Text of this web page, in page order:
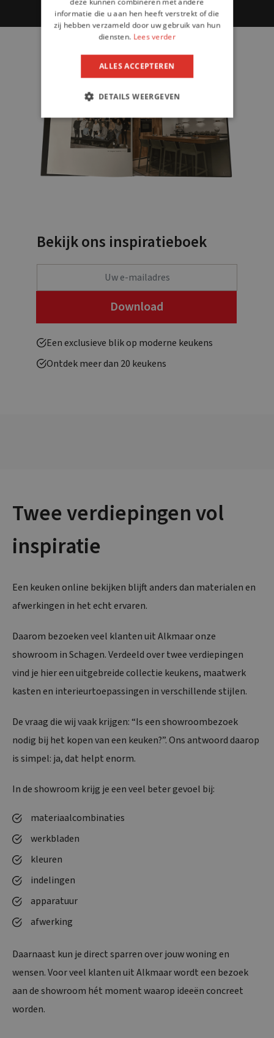
Bekijk ons inspiratieboek
Een exclusieve blik op moderne keukens
Ontdek meer dan 20 keukens
Twee verdiepingen vol
inspiratie
Een keuken online bekijken blijft anders dan materialen en
afwerkingen in het echt ervaren.
Daarom bezoeken veel klanten uit Alkmaar onze
showroom in Schagen. Verdeeld over twee verdiepingen
vind je hier een uitgebreide collectie keukens, maatwerk
kasten en interieurtoepassingen in verschillende stijlen.
De vraag die wij vaak krijgen: “Is een showroombezoek
nodig bij het kopen van een keuken?”. Ons antwoord daarop
is simpel: ja, dat helpt enorm.
In de showroom krijg je een veel beter gevoel bij:
materiaalcombinaties
werkbladen
kleuren
indelingen
apparatuur
afwerking
Daarnaast kun je direct sparren over jouw woning en
wensen. Voor veel klanten uit Alkmaar wordt een bezoek
aan de showroom hét moment waarop ideeën concreet
worden.
informatie die u aan hen heeft verstrekt of die
zij hebben verzameld door uw gebruik van hun
diensten. Lees verder
ALLES ACCEPTEREN
DETAILS WEERGEVEN